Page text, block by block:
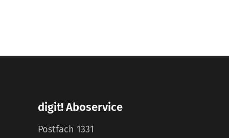
digit! Aboservice
Postfach 1331